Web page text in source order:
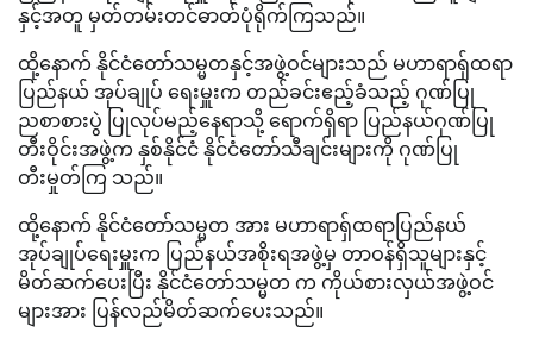
နှင့်အတူ မှတ်တမ်းတင်ဓာတ်ပုံရိုက်ကြသည်။
ထို့နောက် နိုင်ငံတော်သမ္မတနှင့်အဖွဲ့ဝင်များသည် မဟာရာရှ်ထရာ
ပြည်နယ် အုပ်ချုပ် ရေးမှူးက တည်ခင်းဧည့်ခံသည့် ဂုဏ်ပြု
ညစာစားပွဲ ပြုလုပ်မည့်နေရာသို့ ရောက်ရှိရာ ပြည်နယ်ဂုဏ်ပြု
တီးဝိုင်းအဖွဲ့က နှစ်နိုင်ငံ နိုင်ငံတော်သီချင်းများကို ဂုဏ်ပြု
တီးမှုတ်ကြ သည်။
ထို့နောက် နိုင်ငံတော်သမ္မတ အား မဟာရာရှ်ထရာပြည်နယ်
အုပ်ချုပ်ရေးမှူးက ပြည်နယ်အစိုးရအဖွဲ့မှ တာဝန်ရှိသူများနှင့်
မိတ်ဆက်ပေးပြီး နိုင်ငံတော်သမ္မတ က ကိုယ်စားလှယ်အဖွဲ့ဝင်
များအား ပြန်လည်မိတ်ဆက်ပေးသည်။